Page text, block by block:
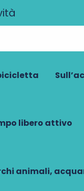
libero attivo
animali,
Bateliers,